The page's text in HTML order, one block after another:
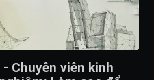
Chuyên viên kinh